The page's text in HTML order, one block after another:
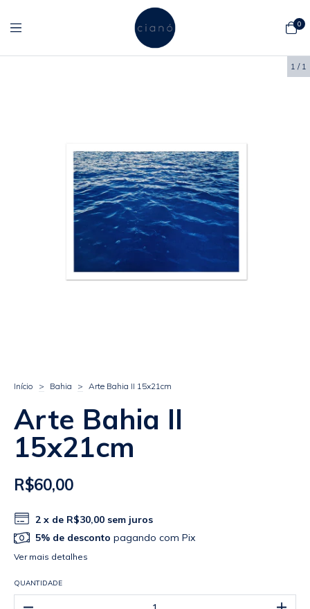
0
1 / 1
Início > Bahia > Arte Bahia II 15x21cm
Arte Bahia II
15x21cm
R$60,00
2 x de R$30,00 sem juros
5% de desconto pagando com Pix
Ver mais detalhes
QUANTIDADE